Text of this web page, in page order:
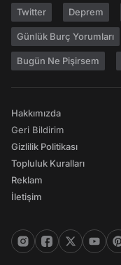
Twitter Deprem
Günlük Burç Yorumları
Bugün Ne Pişirsem
Hakkımızda
Geri Bildirim
Gizlilik Politikası
Topluluk Kuralları
Reklam
İletişim